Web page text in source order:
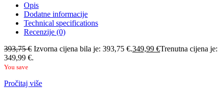
Opis
Dodatne informacije
Technical specifications
Recenzije (0)
393,75€ Izvorna cijena bila je: 393,75 €.349,99 €Trenutna cijena je:
349,99 €.
You save
Pročitaj više